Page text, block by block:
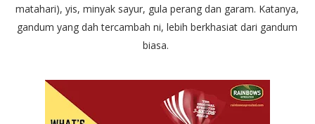
matahari), yis, minyak sayur, gula perang dan garam. Katanya,
gandum yang dah tercambah ni, lebih berkhasiat dari gandum
biasa.